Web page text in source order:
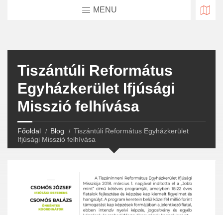
MENU
Tiszántúli Református
Egyházkerület Ifjúsági
Misszió felhívása
Főoldal Blog
Tiszántúli Református Egyházkerület
Ifjúsági Misszió felhívása